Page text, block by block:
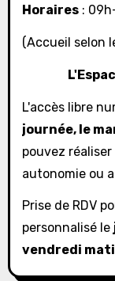
Horaires:
(Accueil selon
L'accès libre
journée, le
pouvez
autonomie ou
Prise de RDV
personnalisé le
vendredi